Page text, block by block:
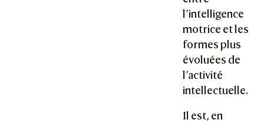
l’intelligence
motrice et les
formes plus
évoluées de
l’activité
intellectuelle.
Il est, en